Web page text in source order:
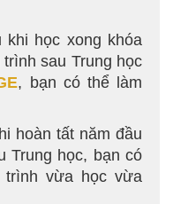
học xong khóa
sau Trung học
, bạn có thể làm
hoàn tất năm đầu
Trung học, bạn có
vừa học vừa